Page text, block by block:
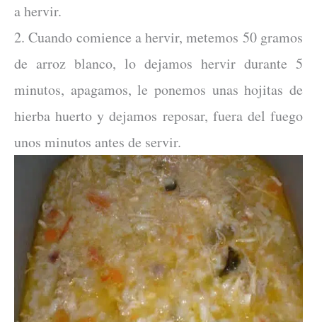
a hervir.
2. Cuando comience a hervir, metemos 50 gramos
de arroz blanco, lo dejamos hervir durante 5
minutos, apagamos, le ponemos unas hojitas de
hierba huerto y dejamos reposar, fuera del fuego
unos minutos antes de servir.